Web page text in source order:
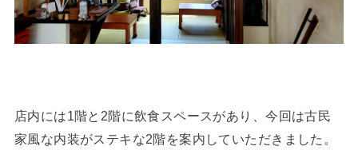
店内には1階と2階に飲食スペースがあり、今回は古民
家風な内装がステキな2階を案内していただきました。